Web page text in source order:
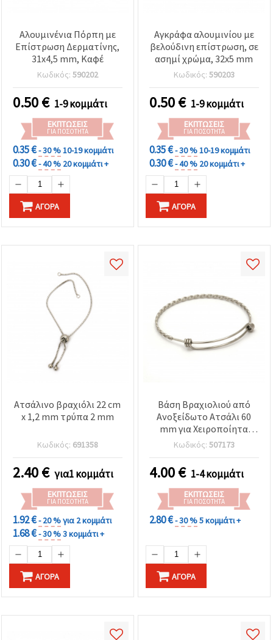
Αλουμινένια Πόρπη με
Επίστρωση Δερματίνης,
31x4,5 mm, Καφέ
Κωδικός: 590202
0.50€ 1-9 κομμάτι
ΕΚΠΤΏΣΕΙΣ
ΓΙΑ ΠΟΣΌΤΗΤΑ
0.35 €- 30 %10-19 κομμάτι
0.30 €- 40 % 20 κομμάτι +
ΑΓΟΡΆ
Αγκράφα αλουμινίου με
βελούδινη επίστρωση, σε
ασημί χρώμα, 32x5 mm
Κωδικός: 590203
0.50€ 1-9 κομμάτι
ΕΚΠΤΏΣΕΙΣ
ΓΙΑ ΠΟΣΌΤΗΤΑ
0.35 €- 30 %10-19 κομμάτι
0.30 €- 40 % 20 κομμάτι +
ΑΓΟΡΆ
Ατσάλινο βραχιόλι 22 cm
x 1,2 mm τρύπα 2 mm
Κωδικός: 691358
2.40€ για1 κομμάτι
ΕΚΠΤΏΣΕΙΣ
ΓΙΑ ΠΟΣΌΤΗΤΑ
1.92 €- 20 %για 2 κομμάτι
1.68 €- 30 %3 κομμάτι +
ΑΓΟΡΆ
Βάση Βραχιολιού από
Ανοξείδωτο Ατσάλι 60
mm για Χειροποίητα
Κοσμήματα (DIY)
Κωδικός: 507173
4.00€ 1-4 κομμάτι
ΕΚΠΤΏΣΕΙΣ
ΓΙΑ ΠΟΣΌΤΗΤΑ
2.80 €- 30 %5 κομμάτι +
ΑΓΟΡΆ